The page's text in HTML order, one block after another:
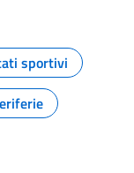
sportivi